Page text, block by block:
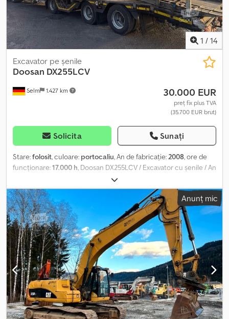
1 / 14
Selm 1.427 km
Excavator pe șenile
Doosan DX255LCV
30.000 EUR
preț fix plus TVA
(35.700 EUR brut)
Solicita Sunați
Stare:folosit, culoare: portocaliu, An de fabricație:2008, ore de
funcționare:17.000 h, Doosan DX255LCV / Excavator cu șenile / An
de fabricație: 2008 Ore de funcționare: 17.000 ore Stare bună
Prețul este valabil în țară, plus 19% TVA. La cererea clientului,
prețul este valabil franco la locația Selm. Toate informațiile sunt
oferite fără garanție și responsabilitate, cu excepția erorilor și a
vânzării anterioare. = Informații suplimentare = Dodpfjuzidajx
Anzjck Domeniu de utilizare: Construcții
Anunț mic